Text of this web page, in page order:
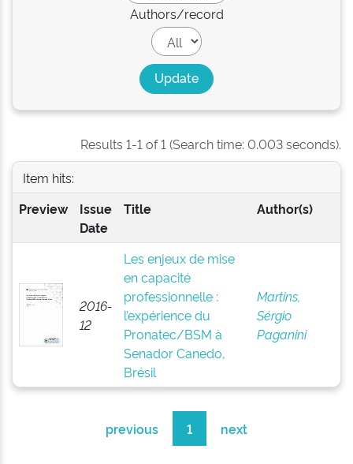
Authors/record
Results 1-1 of 1 (Search time: 0.003 seconds).
Item hits:
Preview
Issue
Date
Title Author(s)
2016-
12
Les enjeux de mise
en capacité
professionnelle :
l’expérience du
Pronatec/BSM à
Senador Canedo,
Brésil
Martins,
Sérgio
Paganini
previous 1 next